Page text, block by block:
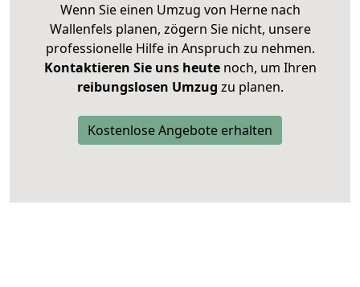
Wenn Sie einen Umzug von Herne nach
Wallenfels planen, zögern Sie nicht, unsere
professionelle Hilfe in Anspruch zu nehmen.
Kontaktieren Sie uns heutenoch, um Ihren
reibungslosen Umzug zu planen.
Kostenlose Angebote erhalten